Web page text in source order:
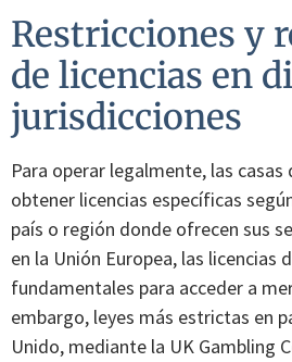
Restricciones y
de licencias en
jurisdicciones
Para operar legalmente, las casas
obtener licencias específicas
país o región donde ofrecen sus
en la Unión Europea, las licencias
fundamentales para acceder a
embargo, leyes más estrictas en
Unido, mediante la UK Gambling